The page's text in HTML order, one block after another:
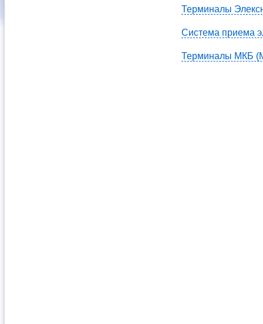
Терминалы
Система приема
Терминалы МКБ